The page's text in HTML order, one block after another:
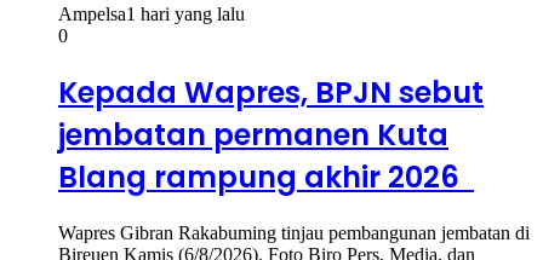
Ampelsa1 hari yang lalu
0
Kepada Wapres, BPJN sebut
jembatan permanen Kuta
Blang rampung akhir 2026
Wapres Gibran Rakabuming tinjau pembangunan jembatan di
Bireuen Kamis (6/8/2026). Foto Biro Pers, Media, dan